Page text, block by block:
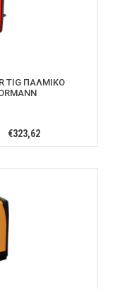
TIG ΠΑΛΜΙΚΟ
€323,62